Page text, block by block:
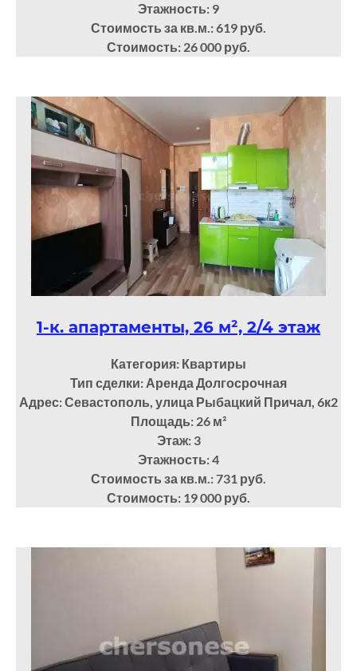
Этажность: 9
Стоимость за кв.м.: 619 руб.
Стоимость: 26 000 руб.
1-к. апартаменты, 26 м², 2/4 этаж
Категория: Квартиры
Тип сделки: Аренда Долгосрочная
Адрес: Севастополь, улица Рыбацкий Причал, 6к2
Площадь: 26 м²
Этаж: 3
Этажность: 4
Стоимость за кв.м.: 731 руб.
Стоимость: 19 000 руб.